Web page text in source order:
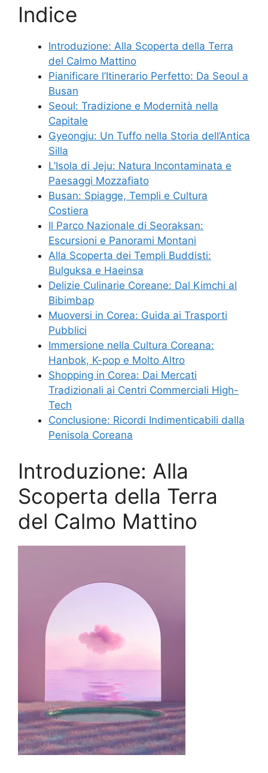
Indice
Introduzione: Alla Scoperta della Terra
del Calmo Mattino
Pianificare l’Itinerario Perfetto: Da Seoul a
Busan
Seoul: Tradizione e Modernità nella
Capitale
Gyeongju: Un Tuffo nella Storia dell’Antica
Silla
L’Isola di Jeju: Natura Incontaminata e
Paesaggi Mozzafiato
Busan: Spiagge, Templi e Cultura
Costiera
Il Parco Nazionale di Seoraksan:
Escursioni e Panorami Montani
Alla Scoperta dei Templi Buddisti:
Bulguksa e Haeinsa
Delizie Culinarie Coreane: Dal Kimchi al
Bibimbap
Muoversi in Corea: Guida ai Trasporti
Pubblici
Immersione nella Cultura Coreana:
Hanbok, K-pop e Molto Altro
Shopping in Corea: Dai Mercati
Tradizionali ai Centri Commerciali High-
Tech
Conclusione: Ricordi Indimenticabili dalla
Penisola Coreana
Introduzione: Alla
Scoperta della Terra
del Calmo Mattino